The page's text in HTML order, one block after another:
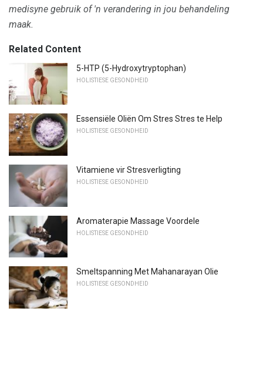
medisyne gebruik of 'n verandering in jou behandeling
maak.
Related Content
5-HTP (5-Hydroxytryptophan)
HOLISTIESE GESONDHEID
Essensiële Oliën Om Stres Stres te Help
HOLISTIESE GESONDHEID
Vitamiene vir Stresverligting
HOLISTIESE GESONDHEID
Aromaterapie Massage Voordele
HOLISTIESE GESONDHEID
Smeltspanning Met Mahanarayan Olie
HOLISTIESE GESONDHEID